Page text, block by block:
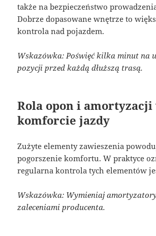
także na bezpieczeństwo
Dobrze dopasowane wnętrze to
kontrola nad pojazdem.
Wskazówka: Poświęć kilka minut na
pozycji przed każdą dłuższą trasą.
Rola opon i amortyzacji
komforcie jazdy
Zużyte elementy zawieszenia
pogorszenie komfortu. W praktyce
regularna kontrola tych elementów
Wskazówka: Wymieniaj
zaleceniami producenta.